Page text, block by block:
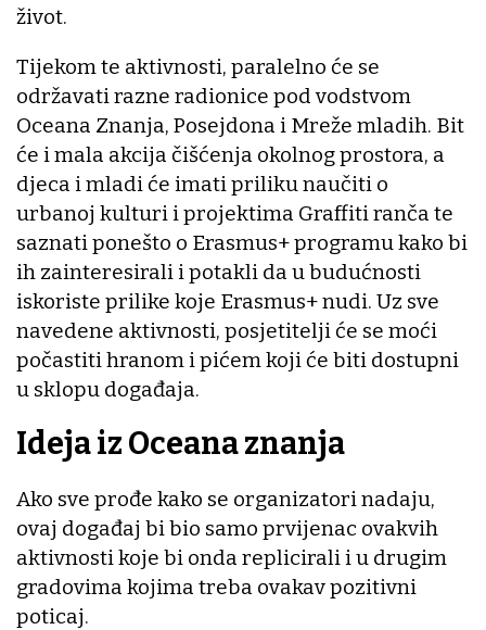
život.
Tijekom te aktivnosti, paralelno će se
održavati razne radionice pod vodstvom
Oceana Znanja, Posejdona i Mreže mladih. Bit
će i mala akcija čišćenja okolnog prostora, a
djeca i mladi će imati priliku naučiti o
urbanoj kulturi i projektima Graffiti ranča te
saznati ponešto o Erasmus+ programu kako bi
ih zainteresirali i potakli da u budućnosti
iskoriste prilike koje Erasmus+ nudi. Uz sve
navedene aktivnosti, posjetitelji će se moći
počastiti hranom i pićem koji će biti dostupni
u sklopu događaja.
Ideja iz Oceana znanja
Ako sve prođe kako se organizatori nadaju,
ovaj događaj bi bio samo prvijenac ovakvih
aktivnosti koje bi onda replicirali i u drugim
gradovima kojima treba ovakav pozitivni
poticaj.